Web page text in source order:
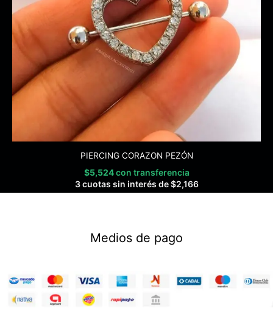
PIERCING CORAZON PEZÓN
$5,524 con transferencia
3 cuotas sin interés de$2,166
Medios de pago